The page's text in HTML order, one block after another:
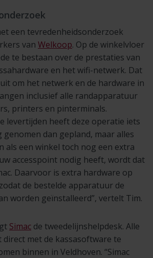
een tevredenheidsonderzoek
van Welkoop. Op de winkelvloer
te bestaan over de prestaties van
en het wifi-netwerk. Dat
om het netwerk en de hardware in
inclusief alle randapparatuur
printers en pinterminals.
levertijden heeft deze operatie iets
genomen dan gepland, maar alles
als een winkel toch nog een extra
accesspoint nodig heeft, wordt dat
Daarvoor is extra hardware op
de bestelde apparatuur de
worden geïnstalleerd”, vertelt Tim.
Simac de tweedelijnshelpdesk. Alle
direct met de kassasoftware te
binnen in Veldhoven. “Simac